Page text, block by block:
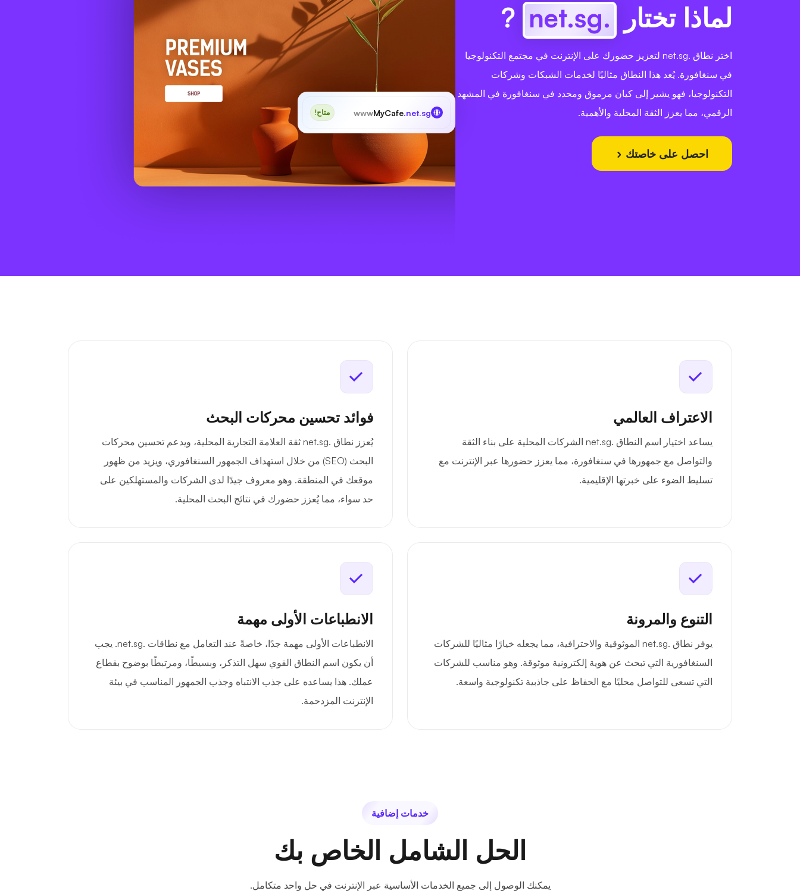
لماذا تختار .net.sg
?
اختر نطاق .net.sg لتعزيز حضورك على الإنترنت في مجتمع التكنولوجيا
في سنغافورة. يُعد هذا النطاق مثاليًا لخدمات الشبكات وشركات
التكنولوجيا، فهو يشير إلى كيان مرموق ومحدد في سنغافورة في المشهد
الرقمي، مما يعزز الثقة المحلية والأهمية.
احصل على خاصتك
wwwMyCafe.net.sg متاح!
الاعتراف العالمي
يساعد اختيار اسم النطاق .net.sg الشركات المحلية على بناء الثقة
والتواصل مع جمهورها في سنغافورة، مما يعزز حضورها عبر الإنترنت مع
تسليط الضوء على خبرتها الإقليمية.
فوائد تحسين محركات البحث
يُعزز نطاق .net.sg ثقة العلامة التجارية المحلية، ويدعم تحسين محركات
البحث (SEO) من خلال استهداف الجمهور السنغافوري، ويزيد من ظهور
موقعك في المنطقة. وهو معروف جيدًا لدى الشركات والمستهلكين على
حد سواء، مما يُعزز حضورك في نتائج البحث المحلية.
التنوع والمرونة
يوفر نطاق .net.sg الموثوقية والاحترافية، مما يجعله خيارًا مثاليًا للشركات
السنغافورية التي تبحث عن هوية إلكترونية موثوقة. وهو مناسب للشركات
التي تسعى للتواصل محليًا مع الحفاظ على جاذبية تكنولوجية واسعة.
الانطباعات الأولى مهمة
الانطباعات الأولى مهمة جدًا، خاصةً عند التعامل مع نطاقات .net.sg. يجب
أن يكون اسم النطاق القوي سهل التذكر، وبسيطًا، ومرتبطًا بوضوح بقطاع
عملك. هذا يساعده على جذب الانتباه وجذب الجمهور المناسب في بيئة
الإنترنت المزدحمة.
خدمات إضافية
الحل الشامل الخاص بك
يمكنك الوصول إلى جميع الخدمات الأساسية عبر الإنترنت في حل واحد متكامل.